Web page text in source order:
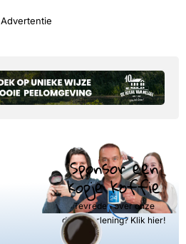
Advertentie
Sponsor een
kopje koffie
Tevreden over onze
dienstverlening? Klik hier!